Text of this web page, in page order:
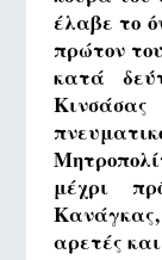
έλαβε το
πρώτον
κατά
μέχρι
αρετές